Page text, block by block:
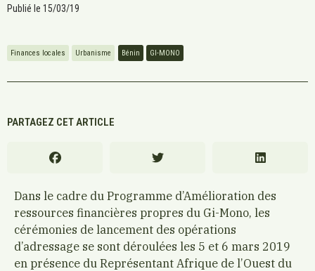
Publié le 15/03/19
Finances locales Urbanisme Bénin GI-MONO
PARTAGEZ CET ARTICLE
Dans le cadre du Programme d’Amélioration des
ressources financières propres du Gi-Mono, les
cérémonies de lancement des opérations
d’adressage se sont déroulées les 5 et 6 mars 2019
en présence du Représentant Afrique de l’Ouest du